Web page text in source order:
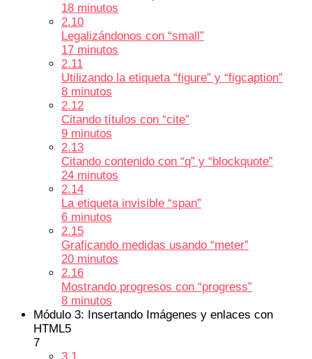
18 minutos
2.10
Legalizándonos con “small”
17 minutos
2.11
Utilizando la etiqueta “figure” y “figcaption”
8 minutos
2.12
Citando títulos con “cite”
9 minutos
2.13
Citando contenido con “q” y “blockquote”
24 minutos
2.14
La etiqueta invisible “span”
6 minutos
2.15
Graficando medidas usando “meter”
20 minutos
2.16
Mostrando progresos con “progress”
8 minutos
Módulo 3: Insertando Imágenes y enlaces con
HTML5
7